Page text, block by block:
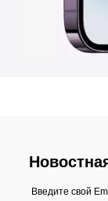
Введите свой